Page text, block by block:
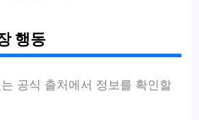
행동
공식 출처에서 정보를 확인할